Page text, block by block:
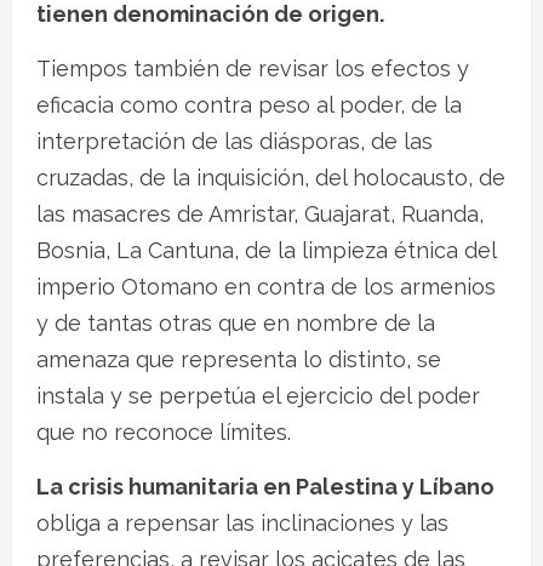
tienen denominación de origen.
Tiempos también de revisar los efectos y
eficacia como contra peso al poder, de la
interpretación de las diásporas, de las
cruzadas, de la inquisición, del holocausto, de
las masacres de Amristar, Guajarat, Ruanda,
Bosnia, La Cantuna, de la limpieza étnica del
imperio Otomano en contra de los armenios
y de tantas otras que en nombre de la
amenaza que representa lo distinto, se
instala y se perpetúa el ejercicio del poder
que no reconoce límites.
La crisis humanitaria en Palestina y Líbano
obliga a repensar las inclinaciones y las
preferencias, a revisar los acicates de las